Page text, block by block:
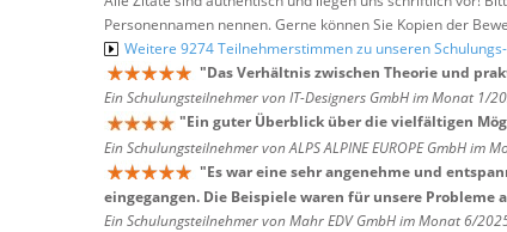
Personennamen nennen. Gerne können Sie Kopien der
Weitere 9274 Teilnehmerstimmen zu unseren
"Das Verhältnis zwischen Theorie und
Ein Schulungsteilnehmer von IT-Designers GmbH im Monat 1/
"Ein guter Überblick über die vielfältigen
Ein Schulungsteilnehmer von ALPS ALPINE EUROPE GmbH im
"Es war eine sehr angenehme und
eingegangen. Die Beispiele waren für unsere
Ein Schulungsteilnehmer von Mahr EDV GmbH im Monat 6/